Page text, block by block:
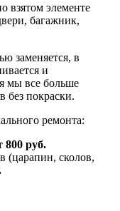
взятом элементе
багажник,
заменяется, в
и
мы все больше
без покраски.
ремонта:
800 руб.
(царапин, сколов,